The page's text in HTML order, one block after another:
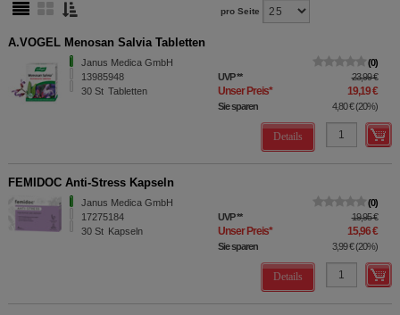
pro Seite
A.VOGEL Menosan Salvia Tabletten
Janus Medica GmbH
13985948
30 St Tabletten
0
UVP** 23,99 €
Unser Preis* 19,19 €
Sie sparen 4,80 €(20%)
Details
FEMIDOC Anti-Stress Kapseln
Janus Medica GmbH
17275184
30 St Kapseln
0
UVP** 19,95 €
Unser Preis* 15,96 €
Sie sparen 3,99 €(20%)
Details